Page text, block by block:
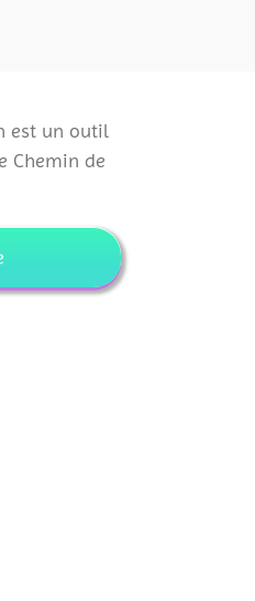
est un outil
Chemin de